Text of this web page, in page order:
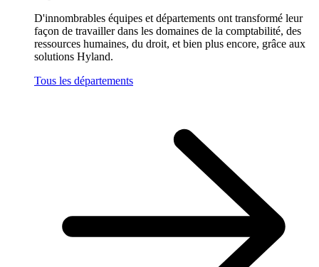
D'innombrables équipes et départements ont transformé leur
façon de travailler dans les domaines de la comptabilité, des
ressources humaines, du droit, et bien plus encore, grâce aux
solutions Hyland.
Tous les départements